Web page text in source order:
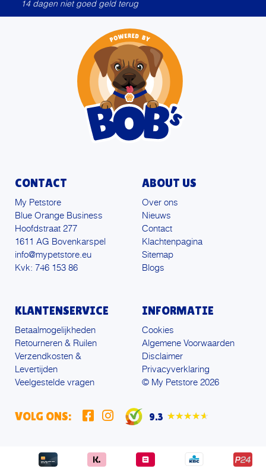
14 dagen niet goed geld terug
CONTACT
My Petstore
Blue Orange Business
Hoofdstraat 277
1611 AG Bovenkarspel
info@mypetstore.eu
Kvk: 746 153 86
ABOUT US
Over ons
Nieuws
Contact
Klachtenpagina
Sitemap
Blogs
KLANTENSERVICE
Betaalmogelijkheden
Retourneren & Ruilen
Verzendkosten &
Levertijden
Veelgestelde vragen
INFORMATIE
Cookies
Algemene Voorwaarden
Disclaimer
Privacyverklaring
© My Petstore 2026
VOLG ONS: 9.3 ★★★★★